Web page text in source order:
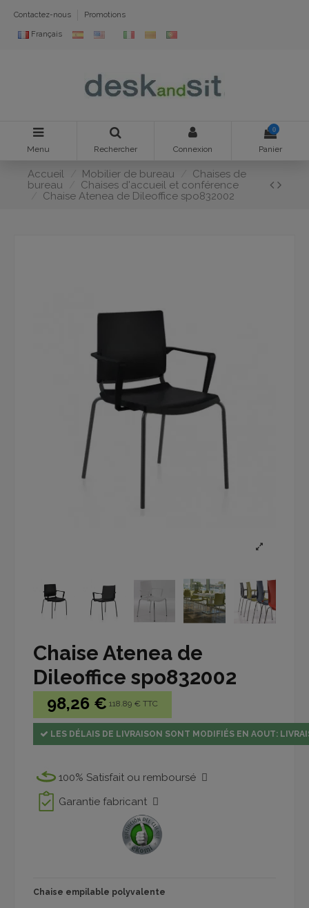
Contactez-nous Promotions
Français
Menu Rechercher Connexion
0
Panier
Accueil Mobilier de bureau
Chaises de
bureau
Chaises d'accueil et conférence
Chaise Atenea de Dileoffice spo832002
Chaise Atenea de
Dileoffice spo832002
98,26 € 118.89 € TTC
LES DÉLAIS DE LIVRAISON SONT MODIFIÉS EN AOUT:
100% Satisfait ou remboursé
Garantie fabricant
Chaise empilable polyvalente